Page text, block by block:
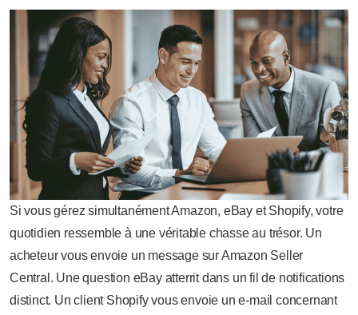
Si vous gérez simultanément Amazon, eBay et Shopify, votre
quotidien ressemble à une véritable chasse au trésor. Un
acheteur vous envoie un message sur Amazon Seller
Central. Une question eBay atterrit dans un fil de notifications
distinct. Un client Shopify vous envoie un e-mail concernant